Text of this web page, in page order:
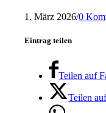
1. März 2026/0
Eintrag teilen
Teilen auf
Teilen